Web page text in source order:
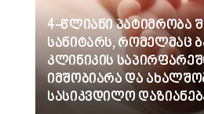
4-წლიანი პატიმრობა
სანიტარს, რომელმაც
კლინიკის
იმშობიარა და
სასიკვდილო